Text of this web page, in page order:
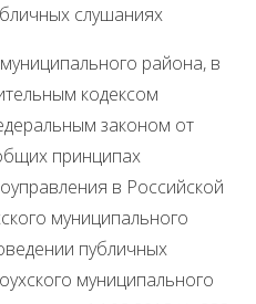
слушаниях
района, в
кодексом
законом от
принципах
в Российской
муниципального
публичных
муниципального